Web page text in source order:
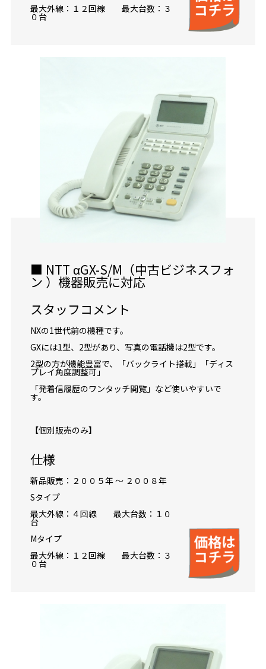
最大外線：１２回線 最大台数：３
０台
■ NTT αGX-S/M（中古ビジネスフォ
ン ）機器販売に対応
スタッフコメント
NXの1世代前の機種です。
GXには1型、2型があり、写真の電話機は2型です。
2型の方が機能豊富で、「バックライト搭載」「ディス
プレイ角度調整可」
「発着信履歴のワンタッチ閲覧」など使いやすいで
す。
【個別販売のみ】
仕様
新品販売：２００５年 ～ ２００８年
Sタイプ
最大外線：４回線 最大台数：１０
台
Mタイプ
最大外線：１２回線 最大台数：３
０台